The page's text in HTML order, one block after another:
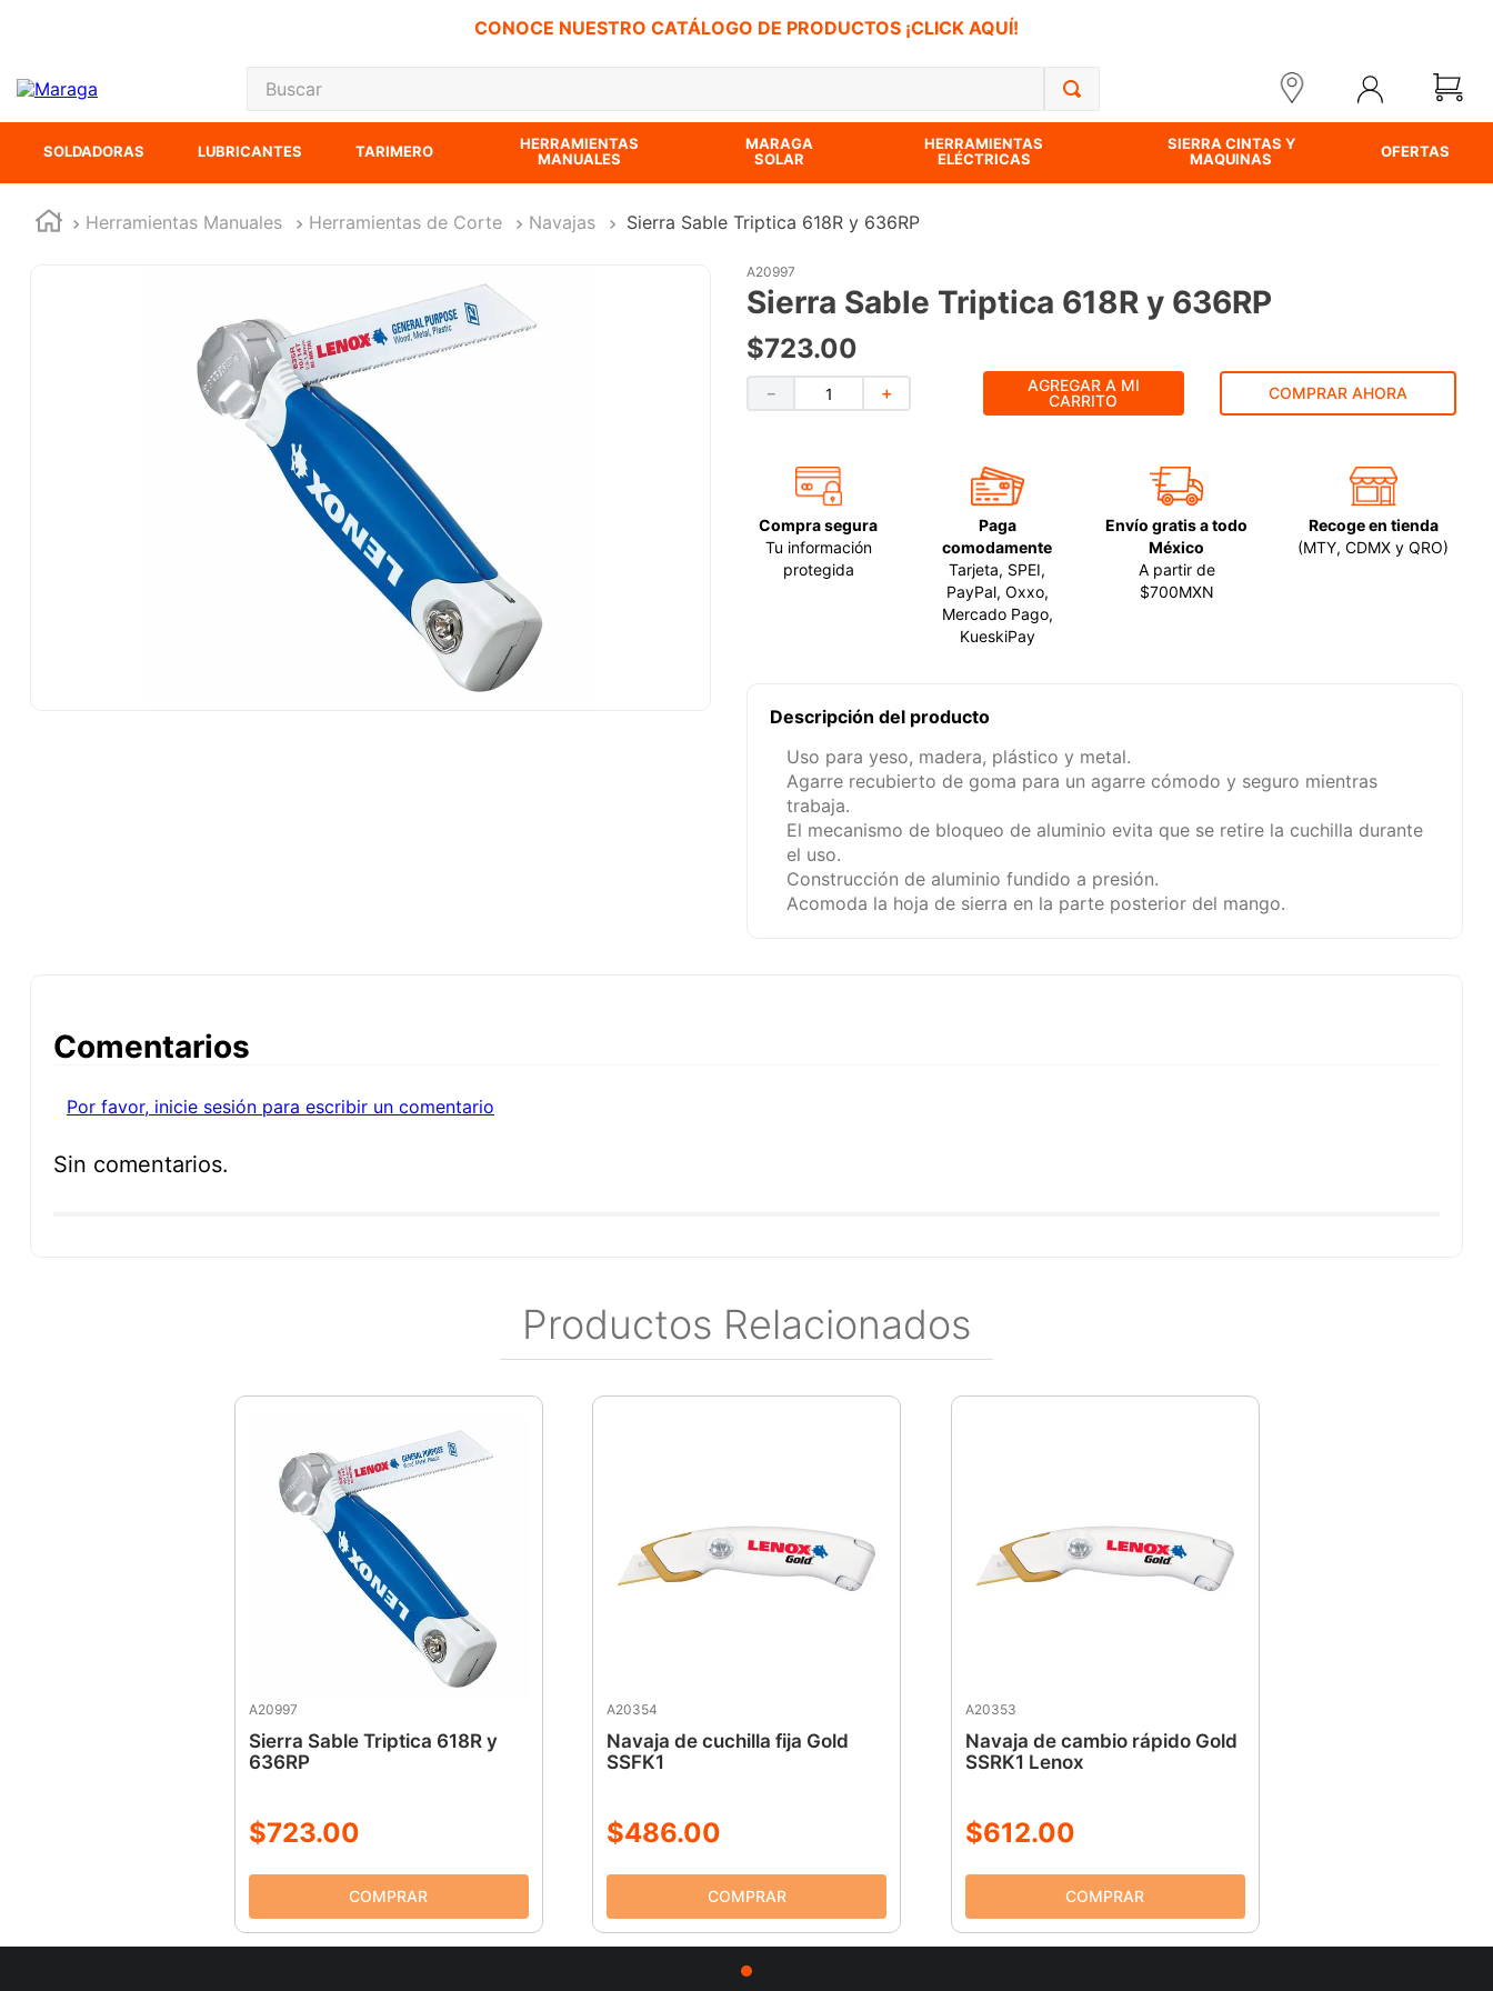
CONOCE NUESTRO CATÁLOGO DE PRODUCTOS ¡CLICK AQUÍ!
Buscar
SOLDADORAS LUBRICANTES TARIMERO
HERRAMIENTAS
MANUALES
MARAGA
SOLAR
HERRAMIENTAS
ELÉCTRICAS
SIERRA CINTAS Y
MAQUINAS
OFERTAS
Herramientas Manuales Herramientas de Corte Navajas Sierra Sable Triptica 618R y 636RP
A20997
Sierra Sable Triptica 618R y 636RP
$723.00
＋
－
AGREGAR A MI
CARRITO
COMPRAR AHORA
Compra segura
Tu información
protegida
Paga
comodamente
Tarjeta, SPEI,
PayPal, Oxxo,
Mercado Pago,
KueskiPay
Envío gratis a todo
México
A partir de
$700MXN
Recoge en tienda
(MTY, CDMX y QRO)
Descripción del producto
Uso para yeso, madera, plástico y metal.
Agarre recubierto de goma para un agarre cómodo y seguro mientras
trabaja.
El mecanismo de bloqueo de aluminio evita que se retire la cuchilla durante
el uso.
Construcción de aluminio fundido a presión.
Acomoda la hoja de sierra en la parte posterior del mango.
Comentarios
Por favor, inicie sesión para escribir un comentario
Sin comentarios.
Productos Relacionados
A20997
Sierra Sable Triptica 618R y
636RP
$723.00
A20354
Navaja de cuchilla fija Gold
SSFK1
$486.00
A20353
Navaja de cambio rápido Gold
SSRK1 Lenox
$612.00
TÉRMINOS MÁS BUSCADOS
sierra cinta
sierra sable
6.
esmeriladora
8.
ecoklean
10
ke500